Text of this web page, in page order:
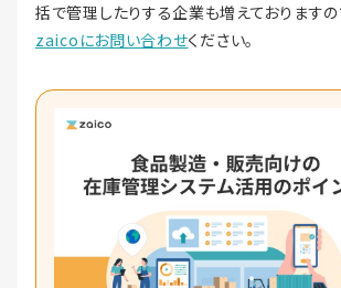
括で管理したりする企業も増えておりますの
zaicoにお問い合わせください。